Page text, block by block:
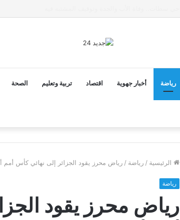
رياضة أخبار جهوية اقتصاد تربية وتعليم الصحة
الرئيسية / رياضة / رياض محرز يقود الجزائر إلى نهائي كأس أمم
رياضة
رياض محرز يقود